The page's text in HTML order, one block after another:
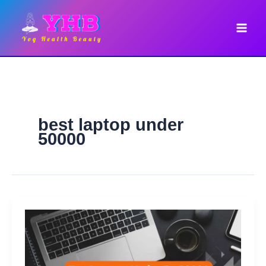
content
best laptop under
50000